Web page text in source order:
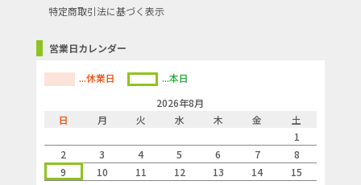
特定商取引法に基づく表示
営業日カレンダー
...休業日
...本日
2026年8月
日
月 火 水 木 金
土
1
2
3 4 5 6 7
8
9
10 11 12 13 14
15